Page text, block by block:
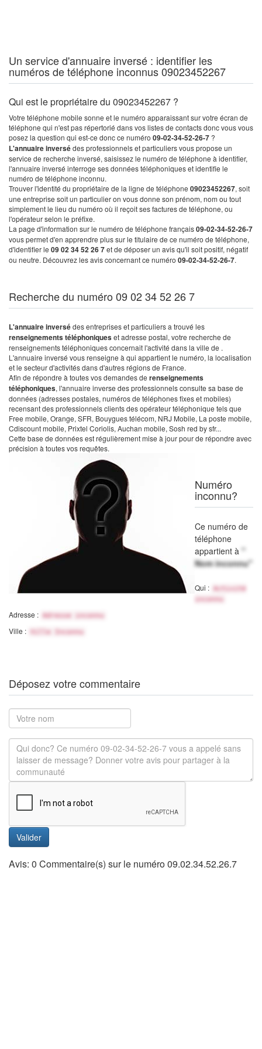
Un service d'annuaire inversé : identifier les
numéros de téléphone inconnus 09023452267
Qui est le propriétaire du 09023452267 ?
Votre téléphone mobile sonne et le numéro apparaissant sur votre écran de
téléphone qui n'est pas répertorié dans vos listes de contacts donc vous vous
posez la question qui est-ce donc ce numéro 09-02-34-52-26-7 ?
L'annuaire inversédes professionnels et particuliers vous propose un
service de recherche inversé, saisissez le numéro de téléphone à identifier,
l'annuaire inversé interroge ses données téléphoniques et identifie le
numéro de téléphone inconnu.
Trouver l'identité du propriétaire de la ligne de téléphone 09023452267, soit
une entreprise soit un particulier on vous donne son prénom, nom ou tout
simplement le lieu du numéro où il reçoit ses factures de téléphone, ou
l'opérateur selon le préfixe.
La page d'information sur le numéro de téléphone français09-02-34-52-26-7
vous permet d'en apprendre plus sur le titulaire de ce numéro de téléphone,
d'identifier le 09 02 34 52 26 7et de déposer un avis qu'il soit positif, négatif
ou neutre. Découvrez les avis concernant ce numéro 09-02-34-52-26-7.
Recherche du numéro 09 02 34 52 26 7
L'annuaire inversédes entreprises et particuliers a trouvé les
renseignements téléphoniqueset adresse postal, votre recherche de
renseignements téléphoniques concernait l'activité dans la ville de .
L'annuaire inversé vous renseigne à qui appartient le numéro, la localisation
et le secteur d'activités dans d'autres régions de France.
Afin de répondre à toutes vos demandes de renseignements
téléphoniques, l'annuaire inverse des professionnels consulte sa base de
données (adresses postales, numéros de téléphones fixes et mobiles)
recensant des professionnels clients des opérateur téléphonique tels que
Free mobile, Orange, SFR, Bouygues télécom, NRJ Mobile, La poste mobile,
Cdiscount mobile, Prixtel Coriolis, Auchan mobile, Sosh red by sfr...
Cette base de données est régulièrement mise à jour pour de répondre avec
précision à toutes vos requêtes.
Numéro
inconnu?
Ce numéro de
téléphone
appartient à "
Nom inconnu"
Qui :
Activité
inconnu
Adresse : Adresse inconnu
Ville : Ville Inconnu
Déposez votre commentaire
Valider
Avis: 0 Commentaire(s) sur le numéro 09.02.34.52.26.7